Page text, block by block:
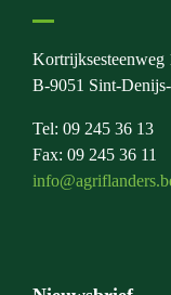
Kortrijksesteenweg
B-9051 Sint-
Tel: 09 245 36 13
Fax: 09 245 36 11